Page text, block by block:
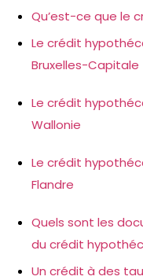
Qu’est-ce que le
Le crédit
Bruxelles-Capitale
Le crédit
Wallonie
Le crédit
Flandre
Quels sont les
du crédit
Un crédit à des